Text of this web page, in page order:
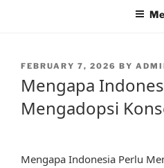
POSTED
FEBRUARY 7, 2026 BY
Mengapa
Mengadopsi
Mengapa Indonesia Perlu